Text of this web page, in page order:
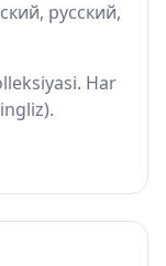
русский,
Har